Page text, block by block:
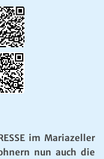
im Mariazeller
nun auch die